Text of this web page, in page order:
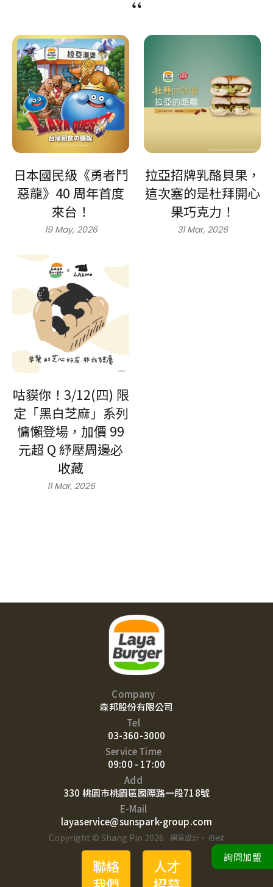
日本國民級《勇者鬥
惡龍》40 周年首度
來台！
19 May, 2026
拉亞招牌乳酪貝果，
這次塞的是杜拜開心
果巧克力！
31 Mar, 2026
咕貘你！3/12(四) 限
定「黑白芝麻」系列
慵懶登場，加價 99
元超 Q 紓壓周邊必
收藏
11 Mar, 2026
Company
森邦股份有限公司
Tel
03-360-3000
Service Time
09:00 - 17:00
Add
330 桃園市桃園區國際路一段718號
E-Mail
layaservice@sunspark-group.com
Copyright © Shang Pin 2026 網頁設計 ‧ iBest
聯絡
人才
詢問加盟